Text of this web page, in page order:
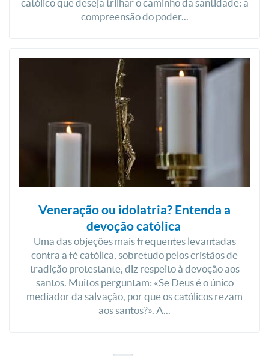
católico que deseja trilhar o caminho da santidade: a
compreensão do poder...
Veneração ou idolatria? Entenda a
devoção católica
Uma das objeções mais frequentes levantadas
contra a fé católica, sobretudo pelos cristãos de
tradição protestante, diz respeito à devoção aos
santos. Muitos perguntam: «Se Deus é o único
mediador da salvação, por que os católicos rezam
aos santos?». A...